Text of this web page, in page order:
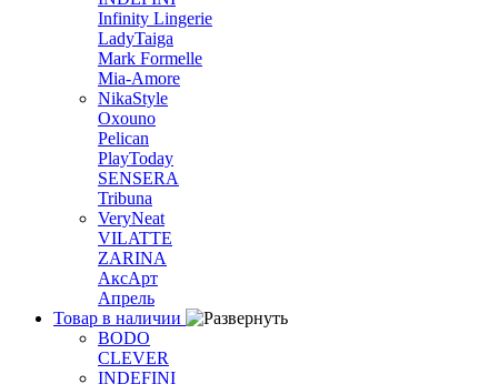
Infinity Lingerie
LadyTaiga
Mark Formelle
Mia-Amore
NikaStyle
Oxouno
Pelican
PlayToday
SENSERA
Tribuna
VeryNeat
VILATTE
ZARINA
АксАрт
Апрель
Товар в наличии
BODO
CLEVER
INDEFINI